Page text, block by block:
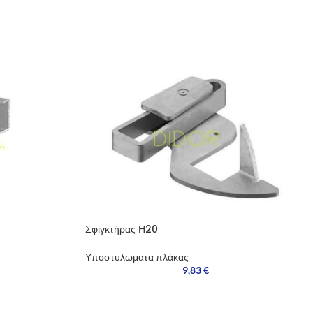
Σφιγκτήρας Η20
Υποστυλώματα πλάκας
9,83€